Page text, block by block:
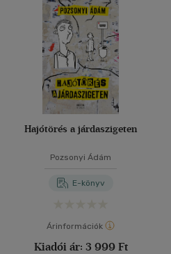
Hajótörés a járdaszigeten
Pozsonyi Ádám
E-könyv
Árinformációk
Kiadói ár: 3 999 Ft